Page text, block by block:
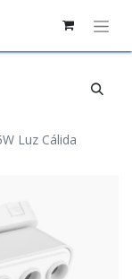
Luz Cálida